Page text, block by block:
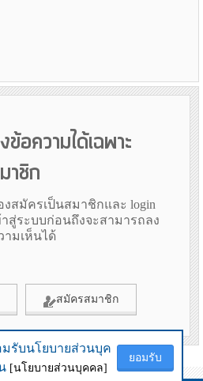
รับนโยบายส่วนบุค
[นโยบายส่วนบุคคล]
ยอมรับ
ข้อความได้เฉพาะ
าชิก
งสมัครเป็นสมาชิกและ login
าสู่ระบบก่อนถึงจะสามารถลง
ามเห็นได้
สมัครสมาชิก
7th August 2026 02:29
รับนโยบายส่วนบุค
[นโยบายส่วนบุคคล]
ยอมรับ